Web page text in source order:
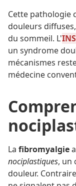
Cette pathologie
douleurs
du sommeil. L'
un syndrome
mécanismes
médecine
La fibromyalgie
nociplastiques, un
douleur.